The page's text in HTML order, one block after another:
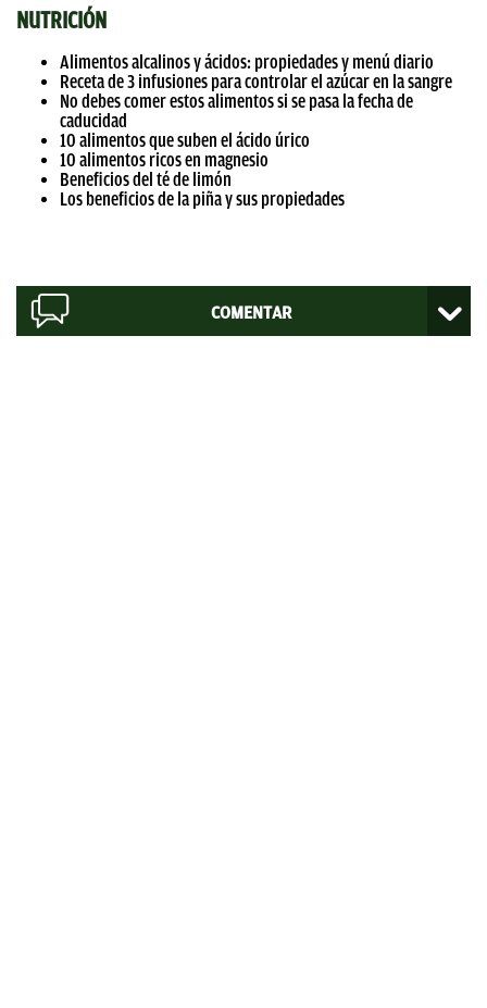
NUTRICIÓN
Alimentos alcalinos y ácidos: propiedades y menú diario
Receta de 3 infusiones para controlar el azúcar en la sangre
No debes comer estos alimentos si se pasa la fecha de
caducidad
10 alimentos que suben el ácido úrico
10 alimentos ricos en magnesio
Beneficios del té de limón
Los beneficios de la piña y sus propiedades
COMENTAR